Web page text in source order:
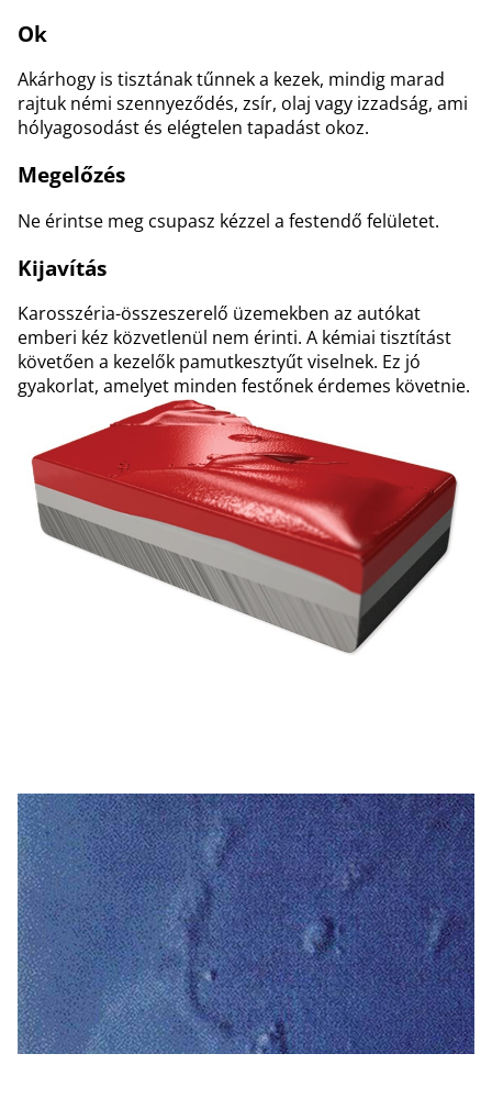
Ok
Akárhogy is tisztának tűnnek a kezek, mindig marad
rajtuk némi szennyeződés, zsír, olaj vagy izzadság, ami
hólyagosodást és elégtelen tapadást okoz.
Megelőzés
Ne érintse meg csupasz kézzel a festendő felületet.
Kijavítás
Karosszéria-összeszerelő üzemekben az autókat
emberi kéz közvetlenül nem érinti. A kémiai tisztítást
követően a kezelők pamutkesztyűt viselnek. Ez jó
gyakorlat, amelyet minden festőnek érdemes követnie.